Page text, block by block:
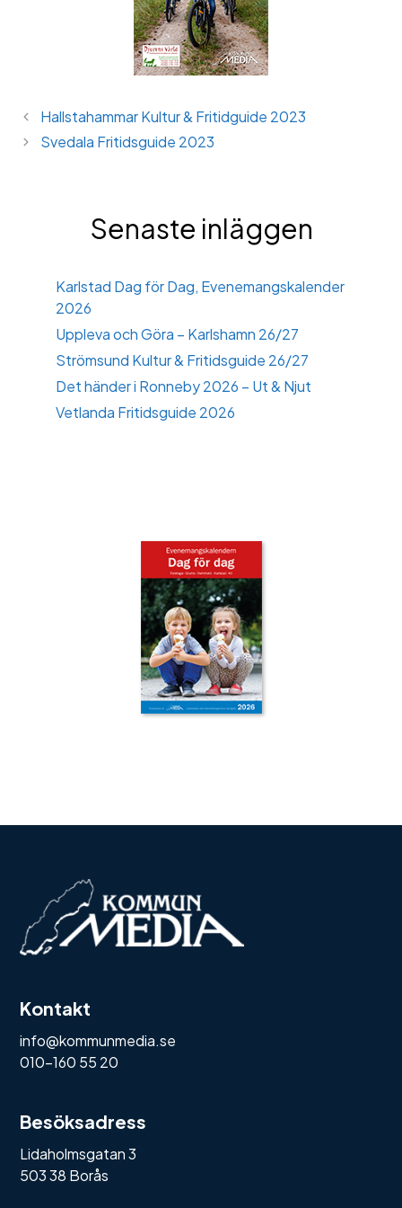
Hallstahammar Kultur & Fritidguide 2023
Svedala Fritidsguide 2023
Senaste inläggen
Karlstad Dag för Dag, Evenemangskalender
2026
Uppleva och Göra – Karlshamn 26/27
Strömsund Kultur & Fritidsguide 26/27
Det händer i Ronneby 2026 – Ut & Njut
Vetlanda Fritidsguide 2026
Kontakt
info@kommunmedia.se
010-160 55 20
Besöksadress
Lidaholmsgatan 3
503 38 Borås